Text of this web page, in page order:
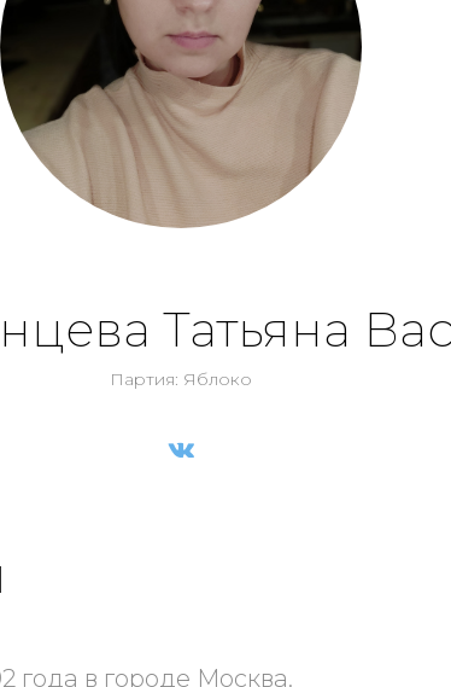
Татьяна
Партия: Яблоко
года в городе Москва.